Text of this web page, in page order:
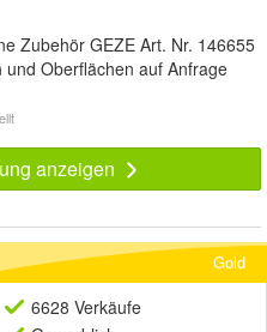
Zubehör GEZE Art. Nr. 146655
Oberflächen auf Anfrage
anzeigen
Gold
6628 Verkäufe